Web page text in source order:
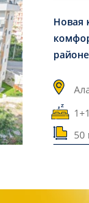
Новая
1+1
50